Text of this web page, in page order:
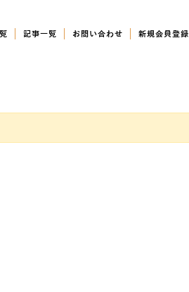
記事一覧 お問い合わせ 新規会員登録